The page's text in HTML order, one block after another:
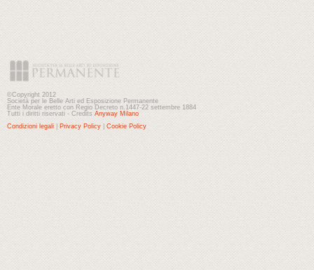
©Copyright 2012
Società per le Belle Arti ed Esposizione Permanente
Ente Morale eretto con Regio Decreto n.1447-22 settembre 1884
Tutti i diritti riservati - Credits Anyway Milano
Condizioni legali
Privacy Policy Cookie Policy